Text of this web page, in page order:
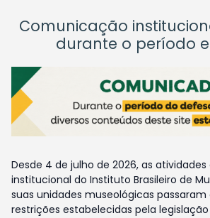
Comunicação
durante o período
Desde 4 de julho de 2026, as
institucional do Instituto Brasileiro de
suas unidades museológicas passaram
restrições estabelecidas pela